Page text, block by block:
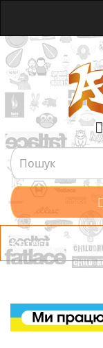
Категорії